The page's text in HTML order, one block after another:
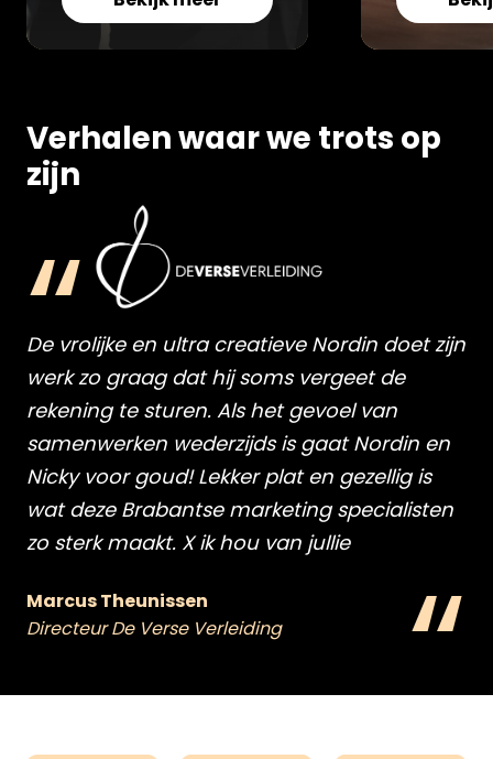
Verhalen waar we trots op
zijn
“
De vrolijke en ultra creatieve Nordin doet zijn
werk zo graag dat hij soms vergeet de
rekening te sturen. Als het gevoel van
samenwerken wederzijds is gaat Nordin en
Nicky voor goud! Lekker plat en gezellig is
wat deze Brabantse marketing specialisten
zo sterk maakt. X ik hou van jullie
“
Marcus Theunissen
Directeur De Verse Verleiding